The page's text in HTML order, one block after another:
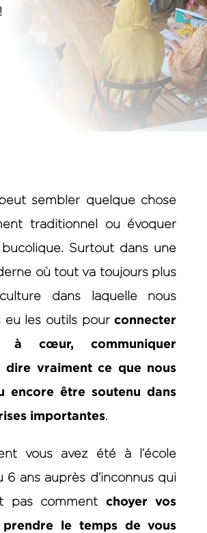
sembler quelque chose
traditionnel ou évoquer
Surtout dans une
où tout va toujours plus
dans laquelle nous
eu les outils pourconnecter
cœur, communiquer
dire vraiment ce que nous
encore être soutenu dans
importantes.
vous avez été à l’école
6 ans auprès d’inconnus qui
pas comment choyer vos
prendre le temps de vous